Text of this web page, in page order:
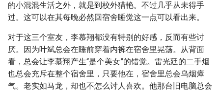
的小混混生活之外，就是到校外猎艳。不过几乎从未得手
过。这可以在其每晚必然回宿舍睡觉这一点可以看出来。
对于这三个室友，李慕翔都没有特别的好感，反而有些讨
厌。因为叶斌总会在睡前穿着内裤在宿舍里晃荡。从背面
看，总会让李慕翔产生“是个美女”的错觉。雷光廷的二手烟
也总会充斥在整个宿舍里，只要他在，宿舍里总会乌烟瘴
气。老实如马龙，却也不怎么讨人喜欢。他那台旧电脑总会